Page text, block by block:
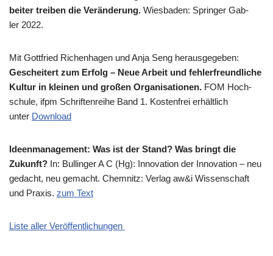
bei­ter trei­ben die Ver­än­de­rung. Wies­ba­den: Sprin­ger Gab­
ler 2022.
Mit Gott­fried Richen­ha­gen und Anja Seng her­aus­ge­ge­ben:
Geschei­tert zum Erfolg – Neue Arbeit und feh­ler­freund­li­che
Kul­tur in klei­nen und gro­ßen Orga­ni­sa­tio­nen. FOM Hoch­
schu­le, ifpm Schrif­ten­rei­he Band 1. Kosten­frei erhält­lich
unter Down­load
Ideen­ma­nage­ment: Was ist der Stand? Was bringt die
Zukunft? In: Bul­lin­ger A C (Hg): Inno­va­ti­on der Inno­va­ti­on – neu
gedacht, neu gemacht. Chem­nitz: Ver­lag aw&i Wis­sen­schaft
und Pra­xis. zum Text
Liste aller Veröffentlichungen